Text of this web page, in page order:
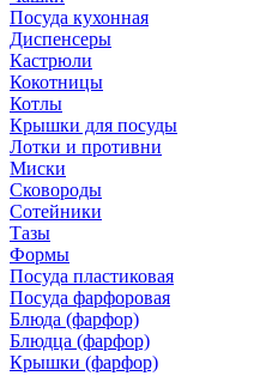
Посуда кухонная
Диспенсеры
Кастрюли
Кокотницы
Котлы
Крышки для посуды
Лотки и противни
Миски
Сковороды
Сотейники
Тазы
Формы
Посуда пластиковая
Посуда фарфоровая
Блюда (фарфор)
Блюдца (фарфор)
Крышки (фарфор)